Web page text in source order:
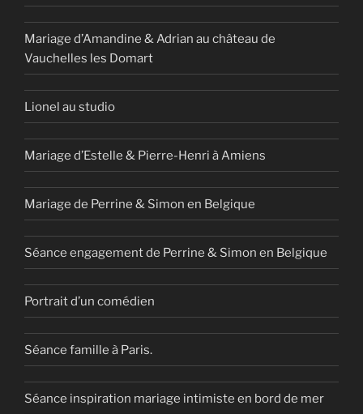
Mariage d’Amandine & Adrian au château de
Vauchelles les Domart
Lionel au studio
Mariage d’Estelle & Pierre-Henri à Amiens
Mariage de Perrine & Simon en Belgique
Séance engagement de Perrine & Simon en Belgique
Portrait d’un comédien
Séance famille à Paris.
Séance inspiration mariage intimiste en bord de mer